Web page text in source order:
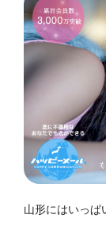
山形にはいっぱ